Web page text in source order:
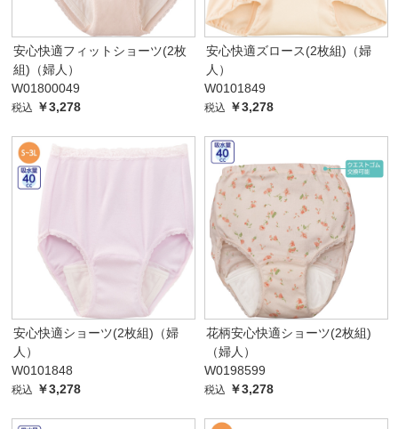
安心快適フィットショーツ(2枚
組)（婦人）
W01800049
税込 ￥3,278
安心快適ズロース(2枚組)（婦
人）
W0101849
税込 ￥3,278
安心快適ショーツ(2枚組)（婦
人）
W0101848
税込 ￥3,278
花柄安心快適ショーツ(2枚組)
（婦人）
W0198599
税込 ￥3,278